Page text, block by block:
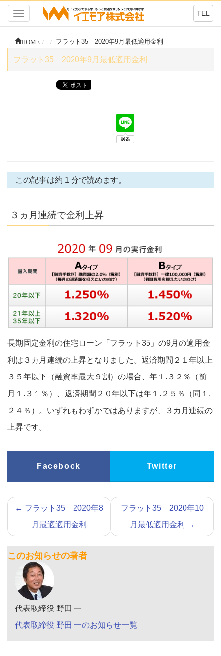
Toggle
navigation
TEL
HOME フラット35 2020年9月最低適用金利
フラット35 2020年9月最低適用金利
この記事は約 1 分で読めます。
３ヵ月連続で金利上昇
長期固定金利の住宅ローン「フラット35」の9月の適用金
利は３カ月連続の上昇となりました。返済期間２１年以上
３５年以下（融資率最大９割）の場合、年１.３２％（前
月１.３１％）、返済期間２０年以下は年１.２５％（同１.
２４％）。いずれもわずかではありますが、３カ月連続の
上昇です。
Facebook Twitter
← フラット35 2020年8
月最適適用金利
フラット35 2020年10
月最低適用金利
→
このお知らせの著者
代表取締役 野田 一
代表取締役 野田 一のお知らせ一覧